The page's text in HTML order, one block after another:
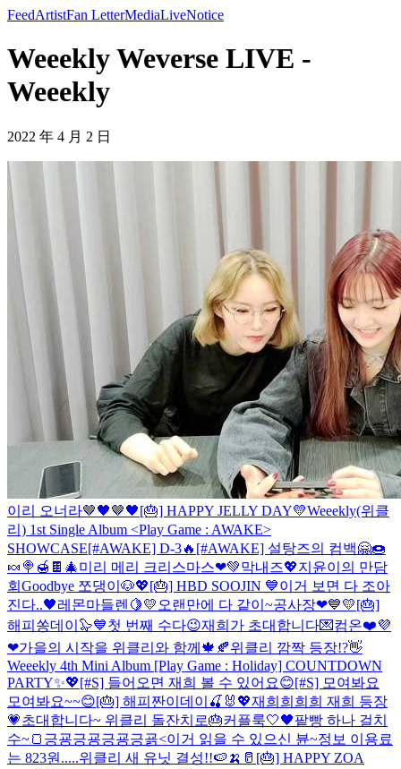
FeedArtistFan LetterMediaLiveNotice
Weeekly Weverse LIVE -
Weeekly
2022 年 4 月 2 日
이리 오너라🤎🖤🤎🖤[🎂] HAPPY JELLY DAY💛Weeekly(위클
리) 1st Single Album <Play Game : AWAKE>
SHOWCASE[#AWAKE] D-3🔥 [#AWAKE] 설탕즈의 컴백🤗🍩
🍬🍭🍯🍫 🎄미리 메리 크리스마스❤💚막내즈💖지윤이의 만담
회 Goodbye 쪼댕이🐶💖[🎂] HBD SOOJIN 💙이거 보면 다 조아
진다..🖤레몬마들렌🍋💛 오랜만에 다 같이~공사장❤💙💛[🎂]
해피쏭데이🦭💙첫 번째 수다😉재희가 초대합니다💌컴온❤️💜
❤가을의 시작을 위클리와 함께🍁🍂위클리 깜짝 등장!?👋
Weeekly 4th Mini Album [Play Game : Holiday] COUNTDOWN
PARTY✨💖[#S] 들어오면 재희 볼 수 있어요😊[#S] 모여봐요
모여봐요~~😊[🎂] 해피짠이데이🍒🐰💖재희희희희 재희 등장
💗초대합니다~ 위클리 돌잔치로🎂커플룩🤍🖤팥빵 하나 걸치
수~🍞 긍굥긍굥긍굥긍굙<이거 읽을 수 있으신 뷴~정보 이용료
는 823원.....위클리 새 유닛 결성!!🍉🍌🥛 [🎂] HAPPY ZOA